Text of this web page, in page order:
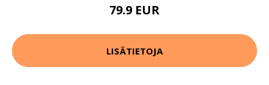
79.9 EUR
LISÄTIETOJA